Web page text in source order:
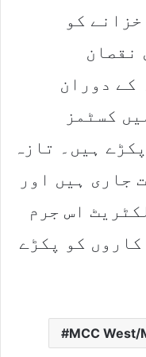
کو
نقصان
کے دوران
کسٹمز
ہیں۔ تازہ
جاری ہیں اور
اس جرم
کو پکڑے
MCC West/